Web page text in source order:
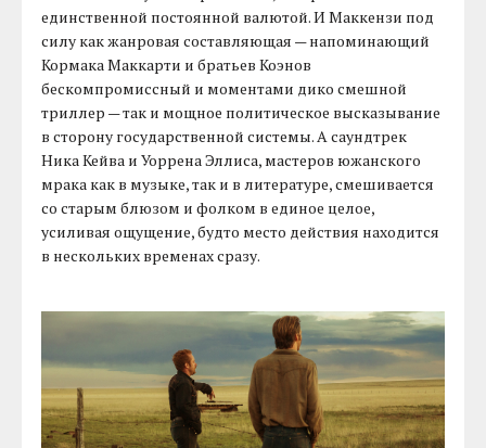
единственной постоянной валютой. И Маккензи под
силу как жанровая составляющая — напоминающий
Кормака Маккарти и братьев Коэнов
бескомпромиссный и моментами дико смешной
триллер — так и мощное политическое высказывание
в сторону государственной системы. А саундтрек
Ника Кейва и Уоррена Эллиса, мастеров южанского
мрака как в музыке, так и в литературе, смешивается
со старым блюзом и фолком в единое целое,
усиливая ощущение, будто место действия находится
в нескольких временах сразу.